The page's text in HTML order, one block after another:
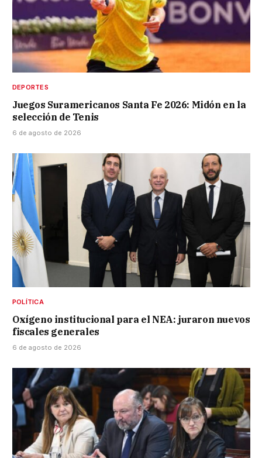
DEPORTES
Juegos Suramericanos Santa Fe 2026: Midón en la
selección de Tenis
6 de agosto de 2026
POLÍTICA
Oxígeno institucional para el NEA: juraron nuevos
fiscales generales
6 de agosto de 2026